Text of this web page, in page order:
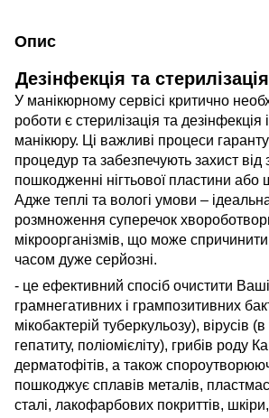
Опис
Дезінфекція та
У манікюрному сервісі критично
роботи є стерилізація та дезінфекція
манікюру. Ці важливі процеси
процедур та забезпечують захист
пошкодженні нігтьової пластини або
Адже теплі та вологі умови –
розмноження суперечок
мікроорганізмів, що може
часом дуже серйозні.
- це ефективний спосіб очистити
грамнегативних і грампозитивних
мікобактерій туберкульозу), вірусів
гепатиту, поліомієліту), грибів роду
дерматофітів, а також
пошкоджує сплавів металів,
сталі, лакофарбових покриттів,